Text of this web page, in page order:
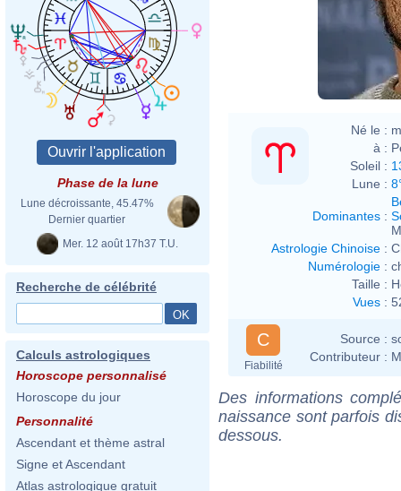
Phase de la lune
Lune décroissante, 45.47%
Dernier quartier
Mer. 12 août 17h37 T.U.
Recherche de célébrité
Calculs astrologiques
Horoscope personnalisé
Horoscope du jour
Personnalité
Ascendant et thème astral
Signe et Ascendant
Atlas astrologique gratuit
Né le :
à :
Soleil :
Lune :
Dominantes :
Astrologie Chinoise :
Numérologie :
Taille :
Vues :
C
Fiabilité
Source :
Contributeur :
Des informations
naissance sont parfois
dessous.